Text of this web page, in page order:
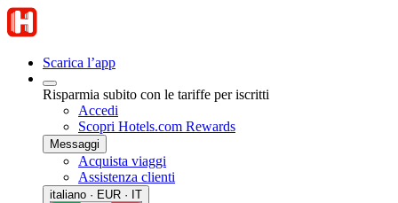
Scarica l’app
Risparmia subito con le tariffe per iscritti
Accedi
Scopri Hotels.com Rewards
Messaggi
Acquista viaggi
Assistenza clienti
italiano · EUR · IT